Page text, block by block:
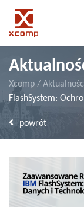
treściXcomp /
FlashSystem:
powrót